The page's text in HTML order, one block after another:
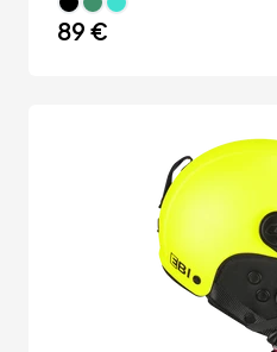
89 €